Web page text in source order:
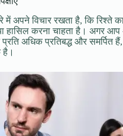
में अपने विचार रखता है, कि रिश्ते
हासिल करना चाहता है। अगर आप
अधिक प्रतिबद्ध और समर्पित
है।